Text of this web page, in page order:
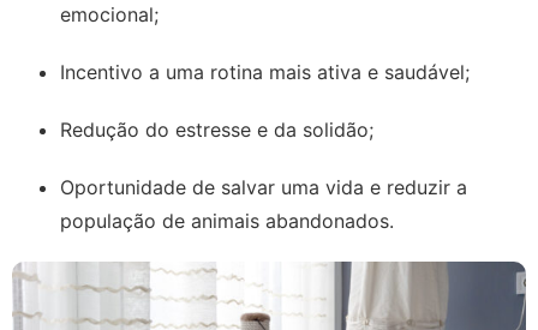
emocional;
Incentivo a uma rotina mais ativa e saudável;
Redução do estresse e da solidão;
Oportunidade de salvar uma vida e reduzir a
população de animais abandonados.